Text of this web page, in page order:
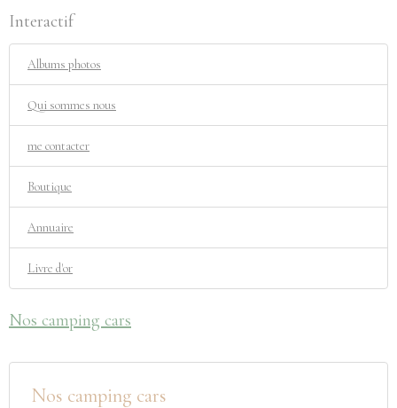
Interactif
Albums photos
Qui sommes nous
me contacter
Boutique
Annuaire
Livre d'or
Nos camping cars
Nos camping cars